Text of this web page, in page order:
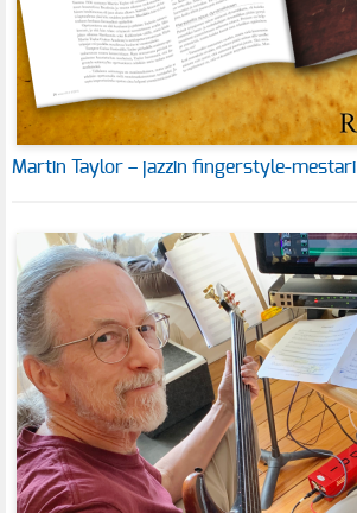
Martin Taylor – jazzin fingerstyle-mestari